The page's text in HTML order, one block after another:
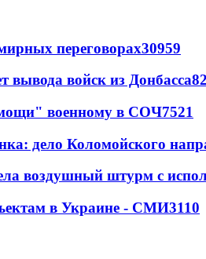
переговорах30959
вывода войск из Донбасса
военному в СОЧ7521
дело Коломойского
воздушный штурм с
в Украине - СМИ3110